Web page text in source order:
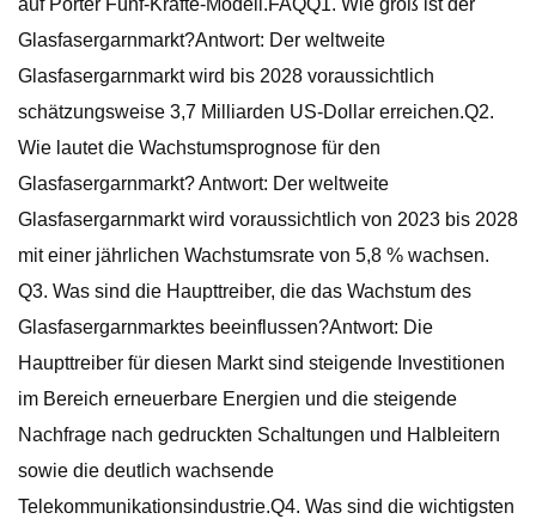
auf Porter Fünf-Kräfte-Modell.FAQQ1. Wie groß ist der
Glasfasergarnmarkt?Antwort: Der weltweite
Glasfasergarnmarkt wird bis 2028 voraussichtlich
schätzungsweise 3,7 Milliarden US-Dollar erreichen.Q2.
Wie lautet die Wachstumsprognose für den
Glasfasergarnmarkt? Antwort: Der weltweite
Glasfasergarnmarkt wird voraussichtlich von 2023 bis 2028
mit einer jährlichen Wachstumsrate von 5,8 % wachsen.
Q3. Was sind die Haupttreiber, die das Wachstum des
Glasfasergarnmarktes beeinflussen?Antwort: Die
Haupttreiber für diesen Markt sind steigende Investitionen
im Bereich erneuerbare Energien und die steigende
Nachfrage nach gedruckten Schaltungen und Halbleitern
sowie die deutlich wachsende
Telekommunikationsindustrie.Q4. Was sind die wichtigsten